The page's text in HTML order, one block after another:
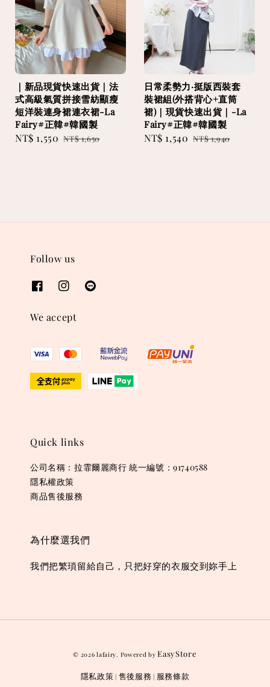
｜新品現貨快速出貨｜法
式高級氣質拼接雪紡顯瘦
短洋裝連身裙連衣裙-La
Fairy#正韓#韓國製
Sale
NT$ 1,550 Regular
NT$ 1,650
日常柔勢力·挺版西裝套
裝裙組(外搭背心+直筒
裙)｜現貨快速出貨｜-La
Fairy#正韓#韓國製
Sale
NT$ 1,540 Regular
NT$ 1,940
Follow us
We accept
Quick links
公司名稱：拉霏爾麗商行 統一編號：91740588
隱私權政策
商品售後服務
為什麼選我們
我們把繁瑣留給自己，只把好穿的衣服交到妳手上
© 2026 lafairy. Powered byEasyStore
隱私政策 | 售後服務 | 服務條款